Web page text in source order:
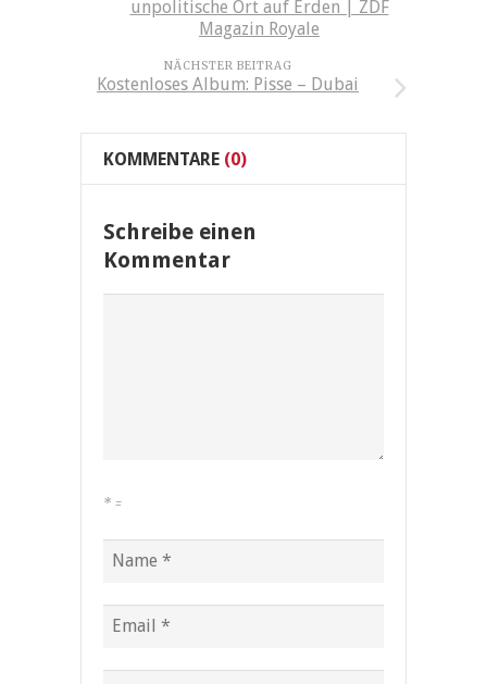
unpolitische Ort auf Erden | ZDF
Magazin Royale
NÄCHSTER BEITRAG
Kostenloses Album: Pisse – Dubai
KOMMENTARE (0)
Schreibe einen
Kommentar
* =